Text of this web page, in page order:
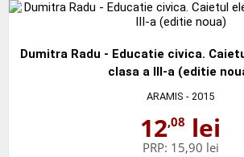
Dumitra Radu - Educatie civica.
clasa a III-a (editie
ARAMIS - 2015
12,08 lei
PRP: 15,90 lei